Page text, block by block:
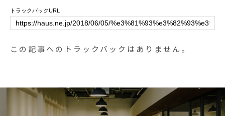
までとなっております。是非、ご
利用下さいませ！TABLE HAUS 0
表されました。.有効な消毒液を手
に入れて安心して日々をお過ごし
トラックバックURL
この記事へのトラックバックはありません。